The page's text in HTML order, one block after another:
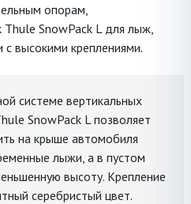
опорам,
SnowPack L для лыж,
высокими креплениями.
системе вертикальных
SnowPack L позволяет
на крыше автомобиля
лыжи, а в пустом
высоту. Крепление
серебристый цвет.